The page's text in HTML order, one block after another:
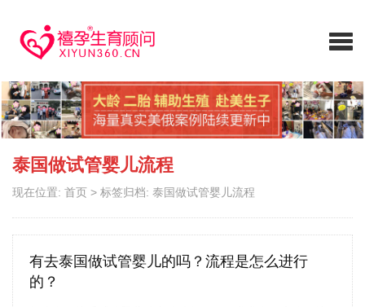
泰国做试管婴儿流程
现在位置: 首页 > 标签归档: 泰国做试管婴儿流程
有去泰国做试管婴儿的吗？流程是怎么进行
的？